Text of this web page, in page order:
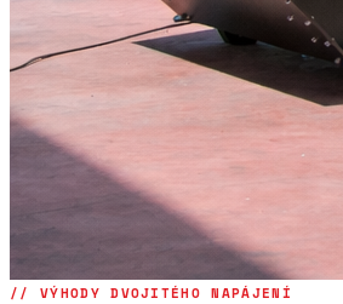
// VÝHODY DVOJITÉHO NAPÁJENÍ